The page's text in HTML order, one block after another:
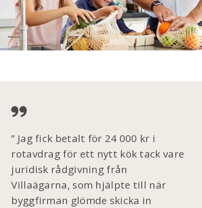
Jag fick betalt för 24 000 kr i
rotavdrag för ett nytt kök tack vare
juridisk rådgivning från
Villaägarna, som hjälpte till när
byggfirman glömde skicka in